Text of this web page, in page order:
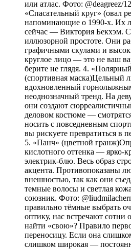
или атлас. Фото: @deagreez/
«Спасательный круг» (овал
напоминающие о 1990-х. Их
сейчас — Виктория Бекхэм.
иллюзорной простоте. Они
графичными скулами и
круглое лицо — это не ваш
берите не глядя. 4.
(спортивная маска)Цельный
вдохновленный
неоднозначный тренд. На
они создают
деловом костюме —
носить с повседневным
вы рискуете превратиться в
5. «Панч» (цветной
кислотного оттенка — ярко-
электрик-блю. Весь образ
акцента. Противопоказаны
внешностью, так как они
темные волосы и светлая
союзник. Фото:
правильно тёмные выбрать
оптику, нас встречают сотни
найти «свою»? Правило
переносицу. Если она
слишком широкая —